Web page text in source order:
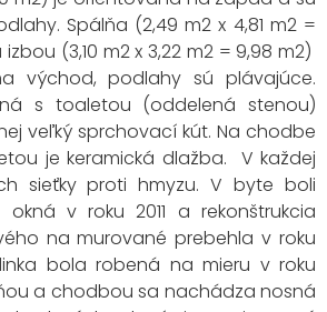
Spálňa (2,49 m2 x 4,81 m2 =
izbou (3,10 m2 x 3,22 m2 = 9,98 m2)
východ, podlahy sú plávajúce.
s toaletou (oddelená stenou)
veľký sprchovací kút. Na chodbe
je keramická dlažba. V každej
sieťky proti hmyzu. V byte boli
v roku 2011 a rekonštrukcia
na murované prebehla v roku
bola robená na mieru v roku
a chodbou sa nachádza nosná